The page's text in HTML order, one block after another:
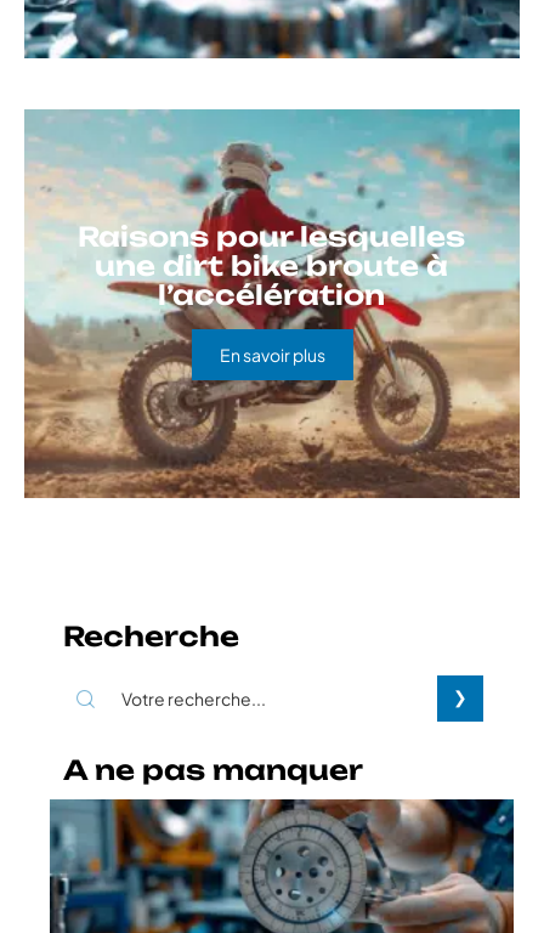
Raisons pour lesquelles
une dirt bike broute à
l’accélération
En savoir plus
Recherche
A ne pas manquer